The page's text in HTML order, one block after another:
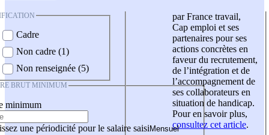
Cadre
Non cadre (1)
Non renseignée (5)
BRUT MINIMUM
minimum
une périodicité pour le salaire saisi
par France travail,
Cap emploi et ses
partenaires pour ses
actions concrètes en
faveur du recrutement,
de l’intégration et de
l’accompagnement de
ses collaborateurs en
situation de handicap.
Pour en savoir plus,
consultez cet article.